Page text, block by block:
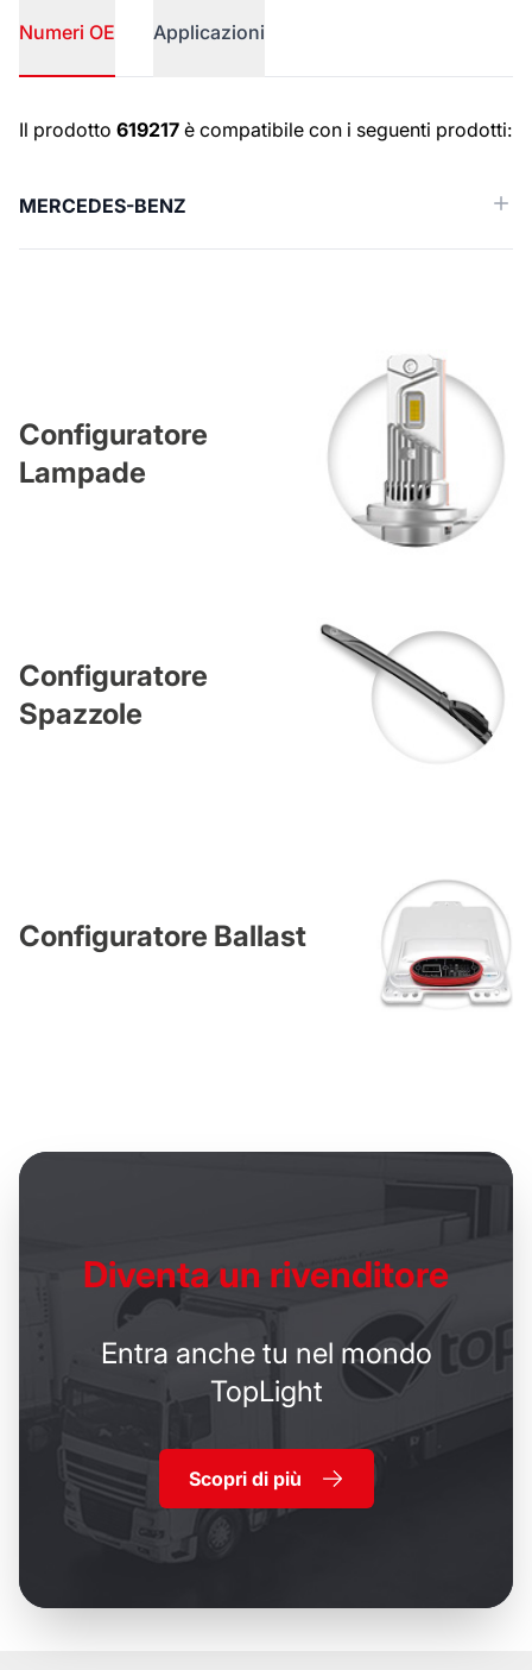
Numeri OE Applicazioni
Numeri OE
Il prodotto 619217 è compatibile con i seguenti prodotti:
MERCEDES-BENZ
Configuratore
Lampade
Configuratore
Spazzole
Configuratore Ballast
Diventa un rivenditore
Entra anche tu nel mondo
TopLight
Scopri di più